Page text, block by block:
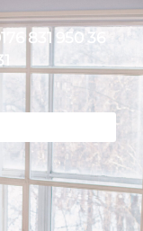
831 950 36